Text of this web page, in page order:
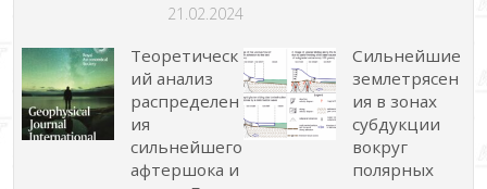
21.02.2024
Теоретическ
ий анализ
распределен
ия
сильнейшего
афтершока и
Сильнейшие
землетрясен
ия в зонах
субдукции
вокруг
полярных